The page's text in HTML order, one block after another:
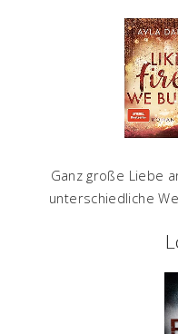
Ganz große Liebe
unterschiedliche